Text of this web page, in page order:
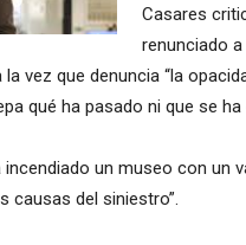
Casares
renunciado
vez que denuncia “la
qué ha pasado ni que se
un museo con un
causas del siniestro”.